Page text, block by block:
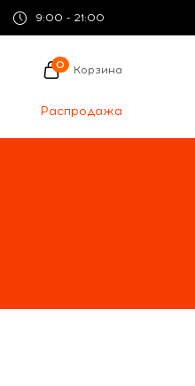
9:00 - 21:00
0 Корзина
Распродажа